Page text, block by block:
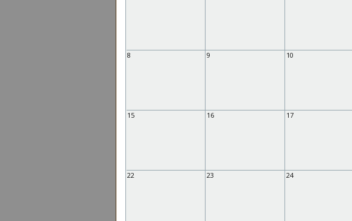
8 9 10
15 16 17
22 23 24